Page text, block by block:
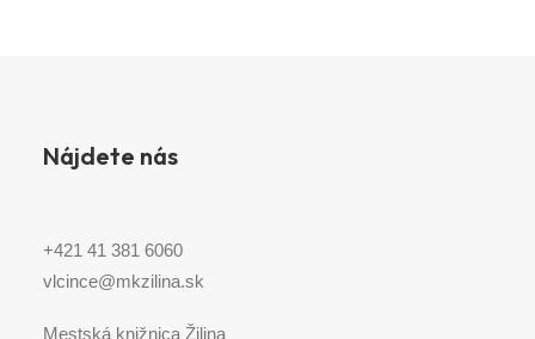
Nájdete nás
+421 41 381 6060
vlcince@mkzilina.sk
Mestská knižnica Žilina